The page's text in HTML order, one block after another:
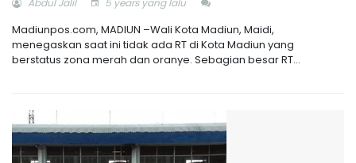
Madiunpos.com, MADIUN –Wali Kota Madiun, Maidi,
menegaskan saat ini tidak ada RT di Kota Madiun yang
berstatus zona merah dan oranye. Sebagian besar RT...